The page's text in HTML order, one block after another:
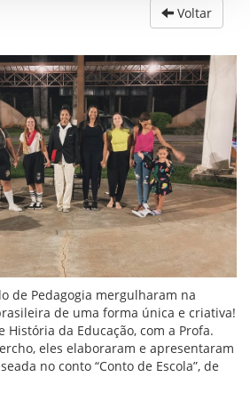
Voltar
de Pedagogia mergulharam na
de uma forma única e criativa!
da Educação, com a Profa.
eles elaboraram e apresentaram
no conto “Conto de Escola”, de